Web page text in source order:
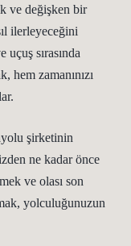
ve değişken bir
ilerleyeceğini
sırasında
hem zamanınızı
şirketinin
ne kadar önce
ve olası son
yolculuğunuzun